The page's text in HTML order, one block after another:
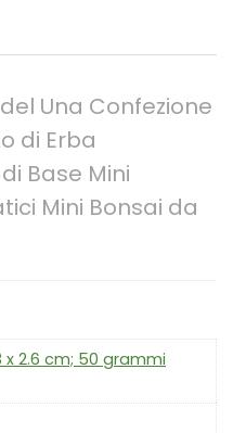
Una Confezione
di Erba
Base Mini
Mini Bonsai da
x 2.6 cm; 50 grammi